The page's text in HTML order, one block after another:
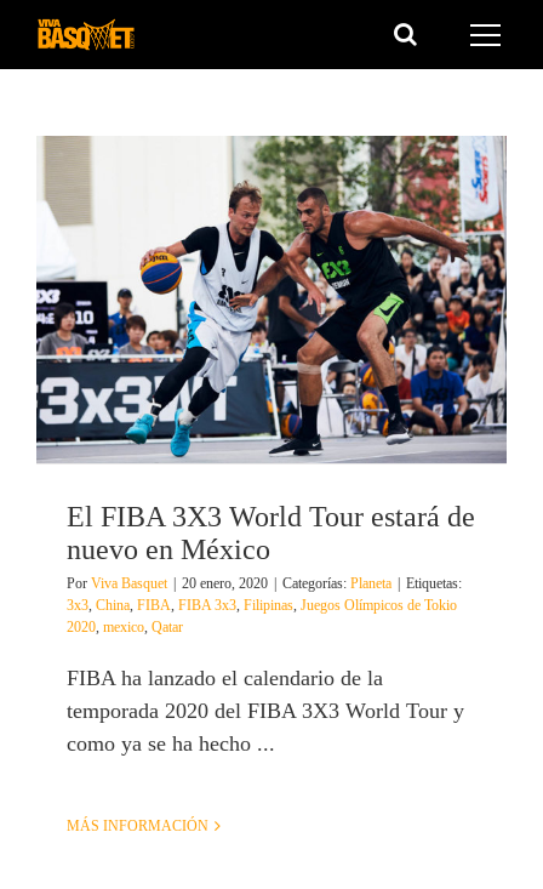
Saltar
El FIBA 3X3 World Tour estará de
nuevo en México
Por Viva Basquet | 20 enero, 2020 | Categorías: Planeta | Etiquetas:
3x3 China FIBA FIBA 3x3 Filipinas Juegos Olímpicos de Tokio
2020 mexico Qatar
FIBA ha lanzado el calendario de la
temporada 2020 del FIBA 3X3 World Tour y
como ya se ha hecho ...
MÁS INFORMACIÓN